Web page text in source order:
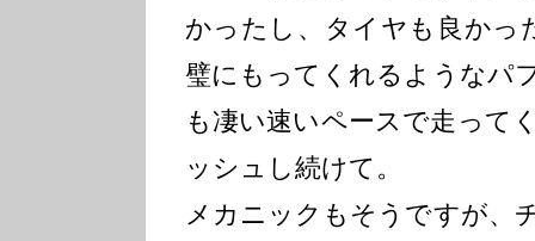
かったし、タイヤも良かっ
璧にもってくれるようなパ
も凄い速いペースで走って
ッシュし続けて。
メカニックもそうですが、